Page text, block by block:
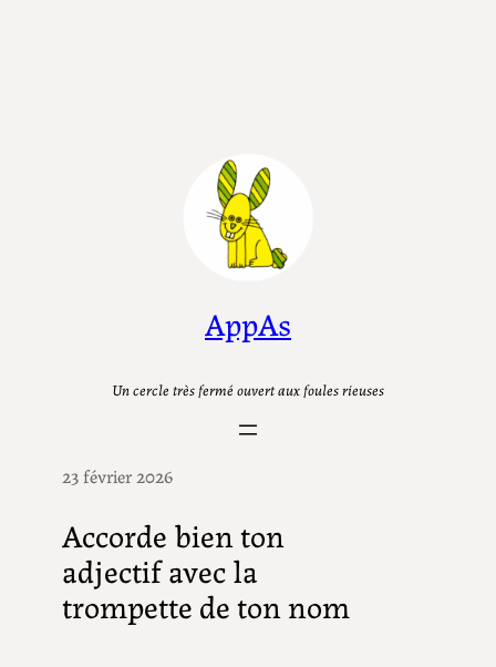
AppAs
Un cercle très fermé ouvert aux foules rieuses
23 février 2026
Accorde bien ton
adjectif avec la
trompette de ton nom